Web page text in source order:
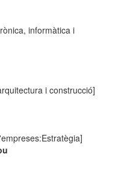
informàtica i
i construcció]